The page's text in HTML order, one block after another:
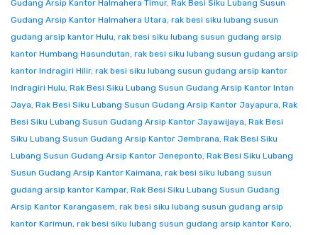
Gudang Arsip Kantor Halmahera Timur, Rak Besi Siku Lubang Susun
Gudang Arsip Kantor Halmahera Utara, rak besi siku lubang susun
gudang arsip kantor Hulu, rak besi siku lubang susun gudang arsip
kantor Humbang Hasundutan, rak besi siku lubang susun gudang arsip
kantor Indragiri Hilir, rak besi siku lubang susun gudang arsip kantor
Indragiri Hulu, Rak Besi Siku Lubang Susun Gudang Arsip Kantor Intan
Jaya, Rak Besi Siku Lubang Susun Gudang Arsip Kantor Jayapura, Rak
Besi Siku Lubang Susun Gudang Arsip Kantor Jayawijaya, Rak Besi
Siku Lubang Susun Gudang Arsip Kantor Jembrana, Rak Besi Siku
Lubang Susun Gudang Arsip Kantor Jeneponto, Rak Besi Siku Lubang
Susun Gudang Arsip Kantor Kaimana, rak besi siku lubang susun
gudang arsip kantor Kampar, Rak Besi Siku Lubang Susun Gudang
Arsip Kantor Karangasem, rak besi siku lubang susun gudang arsip
kantor Karimun, rak besi siku lubang susun gudang arsip kantor Karo,